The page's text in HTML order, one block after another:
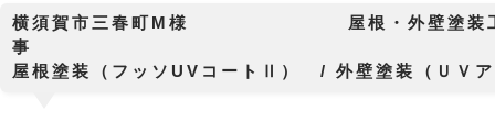
横須賀市三春町M様 屋根・外壁塗装工
屋根塗装（フッソUVコートⅡ） / 外壁塗装（ＵＶ